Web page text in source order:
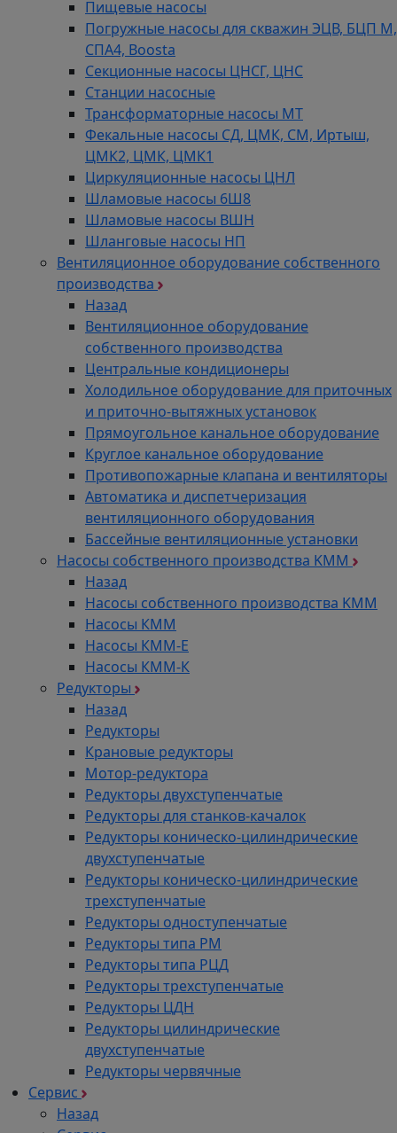
Пищевые насосы
Погружные насосы для скважин ЭЦВ, БЦП М,
СПА4, Boosta
Секционные насосы ЦНСГ, ЦНС
Станции насосные
Трансформаторные насосы МТ
Фекальные насосы СД, ЦМК, СМ, Иртыш,
ЦМК2, ЦМК, ЦМК1
Циркуляционные насосы ЦНЛ
Шламовые насосы 6Ш8
Шламовые насосы ВШН
Шланговые насосы НП
Вентиляционное оборудование собственного
производства
Назад
Вентиляционное оборудование
собственного производства
Центральные кондиционеры
Холодильное оборудование для приточных
и приточно-вытяжных установок
Прямоугольное канальное оборудование
Круглое канальное оборудование
Противопожарные клапана и вентиляторы
Автоматика и диспетчеризация
вентиляционного оборудования
Бассейные вентиляционные установки
Насосы собственного производства KMM
Назад
Насосы собственного производства KMM
Насосы КММ
Насосы КММ-Е
Насосы КММ-К
Редукторы
Назад
Редукторы
Крановые редукторы
Мотор-редуктора
Редукторы двухступенчатые
Редукторы для станков-качалок
Редукторы коническо-цилиндрические
двухступенчатые
Редукторы коническо-цилиндрические
трехступенчатые
Редукторы одноступенчатые
Редукторы типа РМ
Редукторы типа РЦД
Редукторы трехступенчатые
Редукторы ЦДН
Редукторы цилиндрические
двухступенчатые
Редукторы червячные
Сервис
Назад